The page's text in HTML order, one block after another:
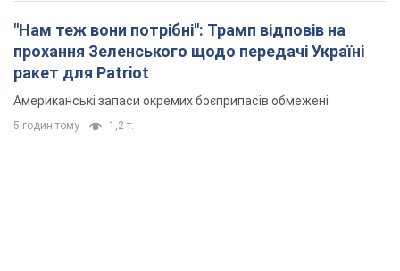
"Нам теж вони потрібні": Трамп відповів на
прохання Зеленського щодо передачі Україні
ракет для Patriot
Американські запаси окремих боєприпасів обмежені
5 годин тому 1,2 т.